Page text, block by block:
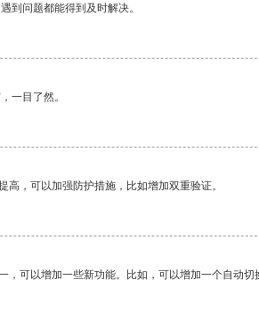
到问题都能得到及时解决。
一目了然。
高，可以加强防护措施，比如增加双重验证。
，可以增加一些新功能。比如，可以增加一个自动